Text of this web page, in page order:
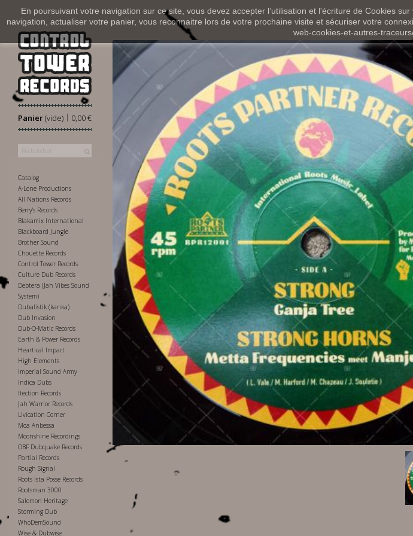
En poursuivant votre navigation sur ce site, vous devez accepter l’utilisation et l'écriture de Cookies
navigation, actualiser votre panier, vous reconnaitre lors de votre prochaine visite et sécuriser votre
web-cookies-et-autres-
Panier 0,00 €
|
(vide)
Catalog
A-Lone Productions
All Nations Records
Berry's Records
Blakamix International
Blackboard Jungle
Brother Sound
Chouette Records
Control Tower Records
Culture Dub Records
Debtera (Jah Vibes Sound
System)
Dubalistik (kanka)
Dub Invasion
Dub-O-Matic Records
Earth & Power Records
Heartical Impact
High Elements
Imperial Sound Army
Indica Dubs
Itection Records
Jah Warrior Records
Livication Corner
Moa Anbessa
Moonshine Recordings
OBF Dubquake Records
Partial Records
Rough Signal
Roots Ista Posse Records
Rootsman 3000
Salomon Heritage
Storming Dub
WhoDemSound
Wise & Dubwise